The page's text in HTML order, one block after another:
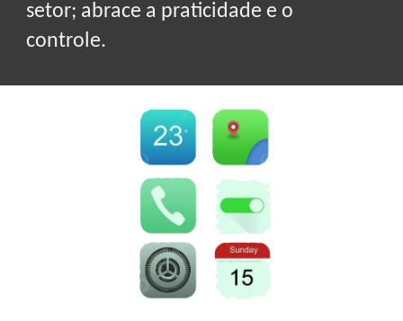
setor; abrace a praticidade e o
controle.